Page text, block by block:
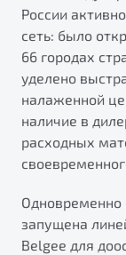
России
сеть: было
66 городах
уделено
налаженной
наличие в
расходных
Одновременно
запущена
Belgee для